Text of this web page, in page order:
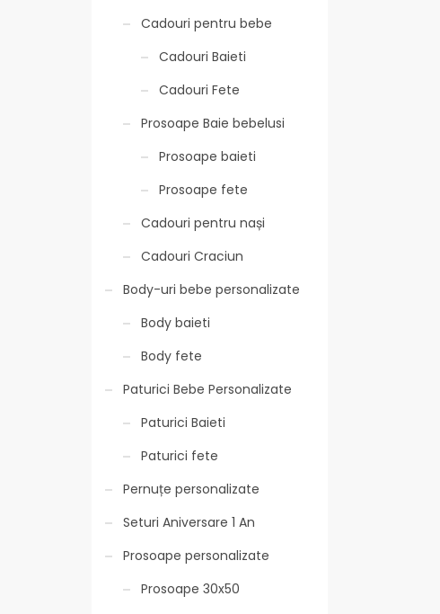
Cadouri pentru bebe
Cadouri Baieti
Cadouri Fete
Prosoape Baie bebelusi
Prosoape baieti
Prosoape fete
Cadouri pentru nași
Cadouri Craciun
Body-uri bebe personalizate
Body baieti
Body fete
Paturici Bebe Personalizate
Paturici Baieti
Paturici fete
Pernuțe personalizate
Seturi Aniversare 1 An
Prosoape personalizate
Prosoape 30x50